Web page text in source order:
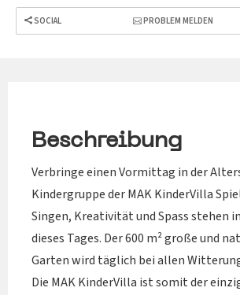
SOCIAL PROBLEM MELDEN
Beschreibung
Verbringe einen Vormittag in der
Kindergruppe der MAK KinderVilla
Singen, Kreativität und Spass stehen
dieses Tages. Der 600 m² große und
Garten wird täglich bei allen
Die MAK KinderVilla ist somit der